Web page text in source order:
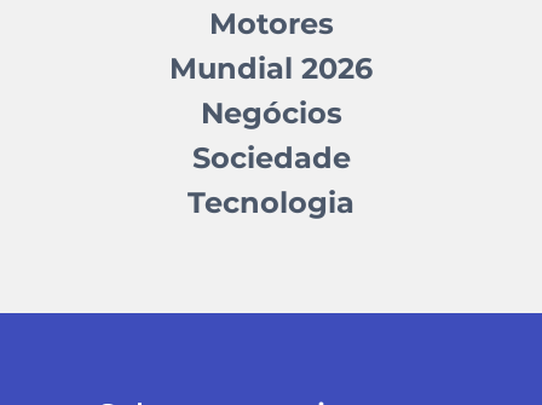
Motores
Mundial 2026
Negócios
Sociedade
Tecnologia